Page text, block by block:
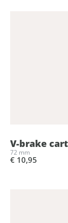
V-brake
72 mm
€ 10,95